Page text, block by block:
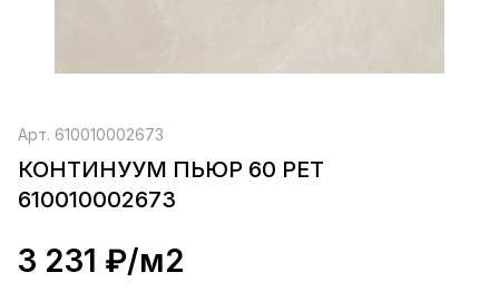
Арт. 610010002673
КОНТИНУУМ ПЬЮР 60 РЕТ
610010002673
3 231 ₽/м2